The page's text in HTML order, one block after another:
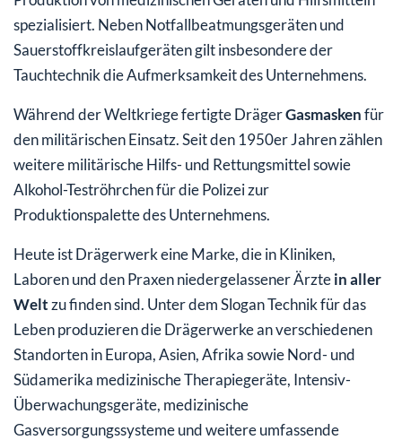
spezialisiert. Neben Notfallbeatmungsgeräten und
Sauerstoffkreislaufgeräten gilt insbesondere der
Tauchtechnik die Aufmerksamkeit des Unternehmens.
Während der Weltkriege fertigte DrägerGasmaskenfür
den militärischen Einsatz. Seit den 1950er Jahren zählen
weitere militärische Hilfs- und Rettungsmittel sowie
Alkohol-Teströhrchen für die Polizei zur
Produktionspalette des Unternehmens.
Heute ist Drägerwerk eine Marke, die in Kliniken,
Laboren und den Praxen niedergelassener Ärztein aller
Weltzu finden sind. Unter dem Slogan Technik für das
Leben produzieren die Drägerwerke an verschiedenen
Standorten in Europa, Asien, Afrika sowie Nord- und
Südamerika medizinische Therapiegeräte, Intensiv-
Überwachungsgeräte, medizinische
Gasversorgungssysteme und weitere umfassende